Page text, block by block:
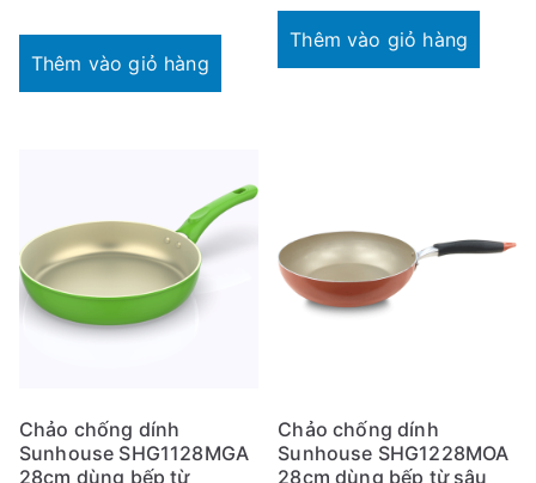
Thêm vào giỏ hàng
Thêm vào giỏ hàng
Chảo chống dính
Sunhouse SHG1128MGA
28cm dùng bếp từ
Chảo chống dính
Sunhouse SHG1228MOA
28cm dùng bếp từ sâu